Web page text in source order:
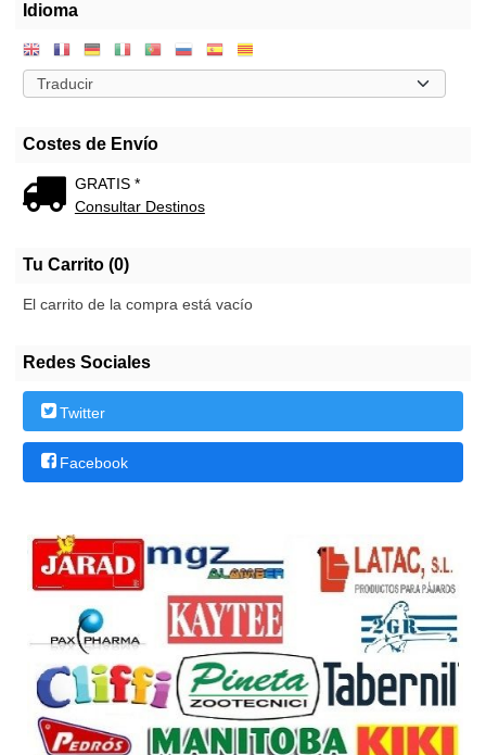
Idioma
Costes de Envío
GRATIS *
Consultar Destinos
Tu Carrito (0)
El carrito de la compra está vacío
Redes Sociales
Twitter
Facebook